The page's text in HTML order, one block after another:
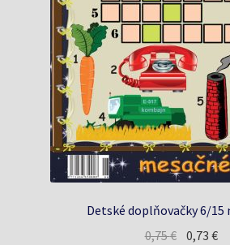
Detské doplňovačky 6/15
0,75€ Pôvodná
0,73€